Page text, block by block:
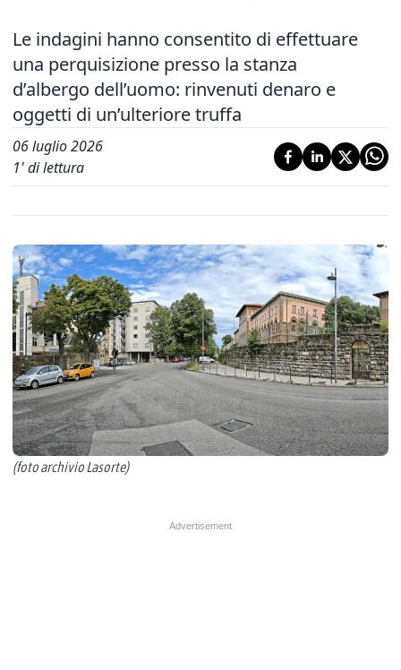
Le indagini hanno consentito di effettuare
una perquisizione presso la stanza
d’albergo dell’uomo: rinvenuti denaro e
oggetti di un’ulteriore truffa
06 luglio 2026
1' di lettura
(foto archivio Lasorte)